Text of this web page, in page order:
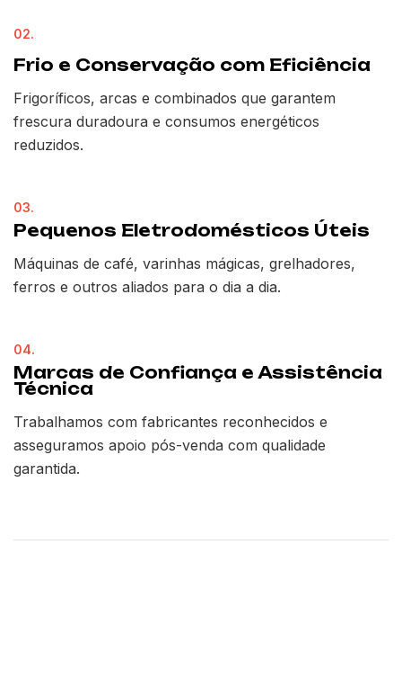
02.
Frio e Conservação com Eficiência
Frigoríficos, arcas e combinados que garantem
frescura duradoura e consumos energéticos
reduzidos.
03.
Pequenos Eletrodomésticos Úteis
Máquinas de café, varinhas mágicas, grelhadores,
ferros e outros aliados para o dia a dia.
04.
Marcas de Confiança e Assistência
Técnica
Trabalhamos com fabricantes reconhecidos e
asseguramos apoio pós-venda com qualidade
garantida.